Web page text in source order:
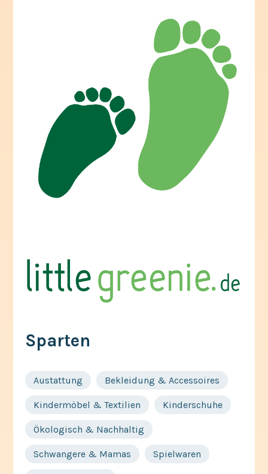
Sparten
Austattung Bekleidung & Accessoires
Kindermöbel & Textilien Kinderschuhe
Ökologisch & Nachhaltig
Schwangere & Mamas Spielwaren